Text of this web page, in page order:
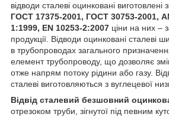
відводи сталеві оцинковані виготовлені
ГОСТ 17375-2001, ГОСТ 30753-2001,
1:1999, EN 10253-2:2007 ціни на них –
продукції. Відводи оцинковані сталеві
в трубопроводах загального
елемент трубопроводу, що дозволяє
отже напрям потоку рідини або газу.
сталеві виготовляються з вуглецевої
Відвід сталевий безшовний
отрезоком труби, зігнутої під певним